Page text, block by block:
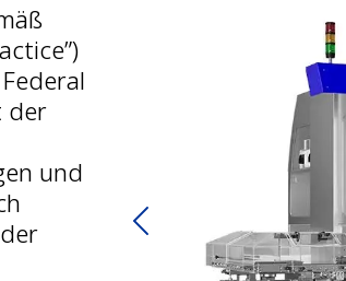
der
und
Previous